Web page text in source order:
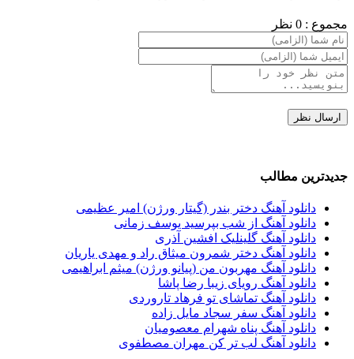
مجموع : 0 نظر
جدیدترین مطالب
دانلود آهنگ دختر بندر (گیتار ورژن) امیر عظیمی
دانلود آهنگ از شب بپرسید یوسف زمانی
دانلود آهنگ گلینلیک افشین آذری
دانلود آهنگ دختر شمرون میثاق راد و مهدی یاریان
دانلود آهنگ مهربون من (پیانو ورژن) میثم ابراهیمی
دانلود آهنگ رویای زیبا رضا پاشا
دانلود آهنگ تماشای تو فرهاد تاروردی
دانلود آهنگ سفر سجاد مایل زاده
دانلود آهنگ پناه شهرام معصومیان
دانلود آهنگ لب تر کن مهران مصطفوی